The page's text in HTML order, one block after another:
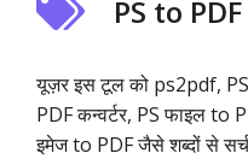
PS to
यूज़र इस टूल को ps2pdf,
PDF कन्वर्टर, PS फाइल to
इमेज to PDF जैसे शब्दों से